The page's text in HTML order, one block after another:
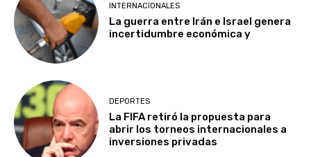
INTERNACIONALES
La guerra entre Irán e Israel genera
incertidumbre económica y
DEPORTES
La FIFA retiró la propuesta para
abrir los torneos internacionales a
inversiones privadas